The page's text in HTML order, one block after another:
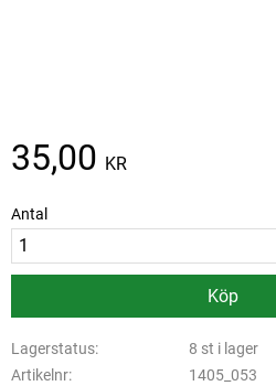
35,00 KR
Antal
Köp
Lagerstatus
8 st i lager
Artikelnr
1405_053